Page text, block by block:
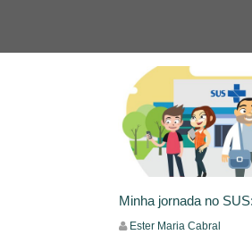
Minha jornada no
Ester Maria Cabral